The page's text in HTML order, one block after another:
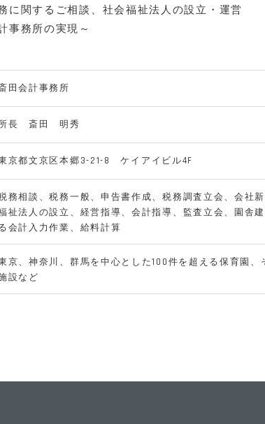
に関するご相談、社会福祉法人の設立・運営
事務所の実現～
田会計事務所
長 斎田 明秀
京都文京区本郷3-21-8 ケイアイビル4F
務相談、税務一般、申告書作成、税務調査立会、会社
祉法人の設立、経営指導、会計指導、監査立会、園舎
会計入力作業、給料計算
京、神奈川、群馬を中心とした100件を超える保育園
設など